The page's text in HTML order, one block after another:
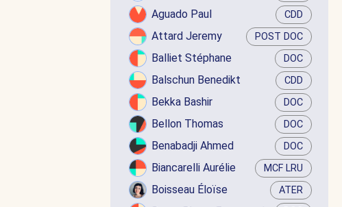
Aguado Paul CDD
Attard Jeremy POST DOC
Balliet Stéphane DOC
Balschun Benedikt CDD
Bekka Bashir DOC
Bellon Thomas DOC
Benabadji Ahmed DOC
Biancarelli Aurélie MCF LRU
Boisseau Éloïse ATER